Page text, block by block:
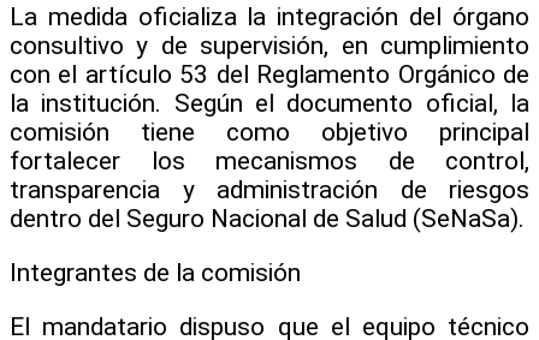
​La medida oficializa la integración del órgano
consultivo y de supervisión, en cumplimiento
con el artículo 53 del Reglamento Orgánico de
la institución. Según el documento oficial, la
comisión tiene como objetivo principal
fortalecer los mecanismos de control,
transparencia y administración de riesgos
dentro del Seguro Nacional de Salud (SeNaSa).
​Integrantes de la comisión
​El mandatario dispuso que el equipo técnico